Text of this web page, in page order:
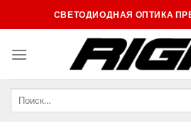
to
СВЕТОДИОДНАЯ ОПТИКА